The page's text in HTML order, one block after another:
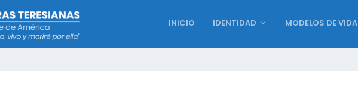
INICIO IDENTIDAD MODELOS DE VIDA